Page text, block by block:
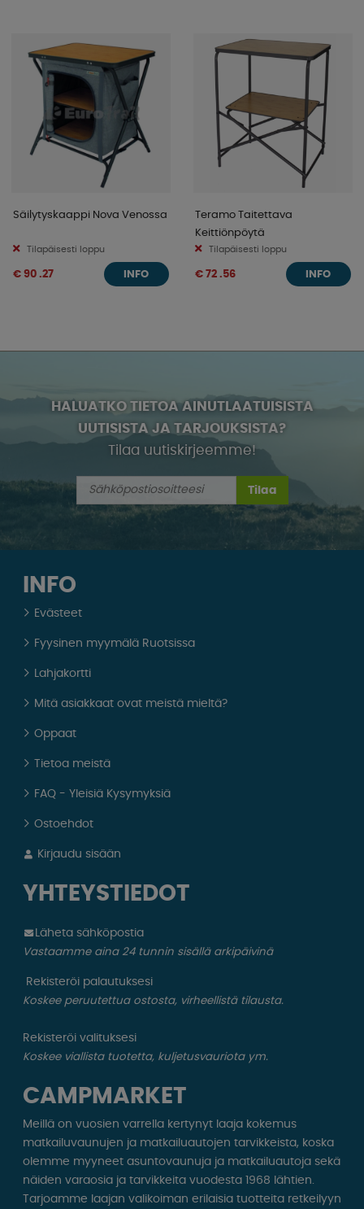
Säilytyskaappi Nova Venossa
Tilapäisesti loppu
€ 90 .27 INFO
Teramo Taitettava
Keittiönpöytä
Tilapäisesti loppu
€ 72 .56 INFO
HALUATKO TIETOA AINUTLAATUISISTA
UUTISISTA JA TARJOUKSISTA?
Tilaa uutiskirjeemme!
Tilaa
INFO
Evästeet
Fyysinen myymälä Ruotsissa
Lahjakortti
Mitä asiakkaat ovat meistä mieltä?
Oppaat
Tietoa meistä
FAQ - Yleisiä Kysymyksiä
Ostoehdot
Kirjaudu sisään
YHTEYSTIEDOT
Läheta sähköpostia
Vastaamme aina 24 tunnin sisällä arkipäivinä
Rekisteröi palautuksesi
Koskee peruutettua ostosta, virheellistä tilausta.
Rekisteröi valituksesi
Koskee viallista tuotetta, kuljetusvauriota ym.
CAMPMARKET
Meillä on vuosien varrella kertynyt laaja kokemus
matkailuvaunujen ja matkailuautojen tarvikkeista, koska
olemme myyneet asuntovaunuja ja matkailuautoja sekä
näiden varaosia ja tarvikkeita vuodesta 1968 lähtien.
Tarjoamme laajan valikoiman erilaisia ​​tuotteita retkeilyyn